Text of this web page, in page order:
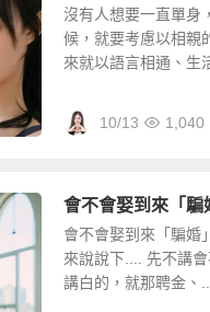
沒有人想要一直單身
候，就要考慮以相親
來就以語言相通、生
10/13 1,040
會不會娶到來「騙
會不會娶到來「騙婚
來說說下.... 先不講
講白的，就那聘金、...